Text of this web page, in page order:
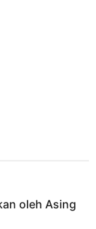
oleh Asing